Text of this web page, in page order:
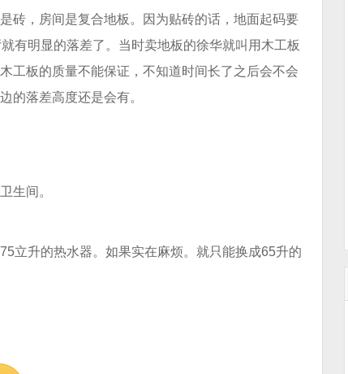
砖，房间是复合地板。因为贴砖的话，地面起码要
有明显的落差了。当时卖地板的徐华就叫用木工板
工板的质量不能保证，不知道时间长了之后会不会
的落差高度还是会有。
生间。
立升的热水器。如果实在麻烦。就只能换成65升的